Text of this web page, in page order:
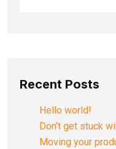
Recent Posts
Hello world!
Don’t get stuck
Moving your